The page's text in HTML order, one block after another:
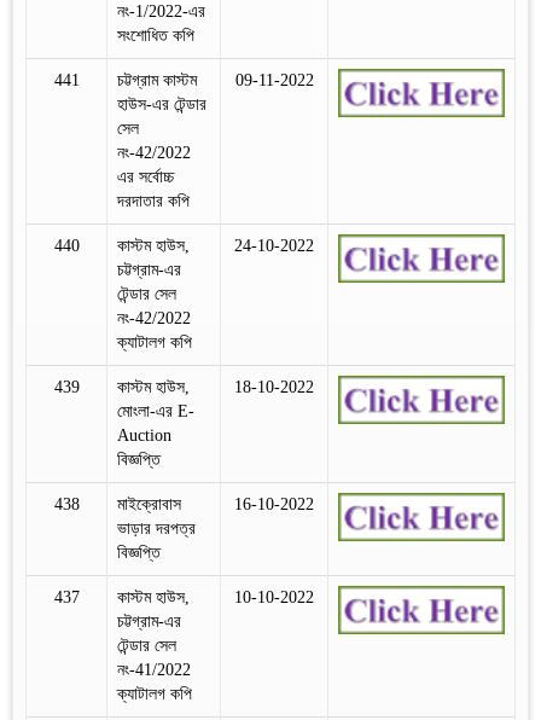
নং-1/2022-এর
সংশোধিত কপি
441
চট্টগ্রাম কাস্টম
হাউস-এর টেন্ডার
সেল
নং-42/2022
এর সর্বোচ্চ
দরদাতার কপি
09-11-2022
440
কাস্টম হাউস,
চট্টগ্রাম-এর
টেন্ডার সেল
নং-42/2022
ক্যাটালগ কপি
24-10-2022
439
কাস্টম হাউস,
মোংলা-এর E-
Auction
বিজ্ঞপ্তি
18-10-2022
438
মাইক্রোবাস
ভাড়ার দরপত্র
বিজ্ঞপ্তি
16-10-2022
437
কাস্টম হাউস,
চট্টগ্রাম-এর
টেন্ডার সেল
নং-41/2022
ক্যাটালগ কপি
10-10-2022